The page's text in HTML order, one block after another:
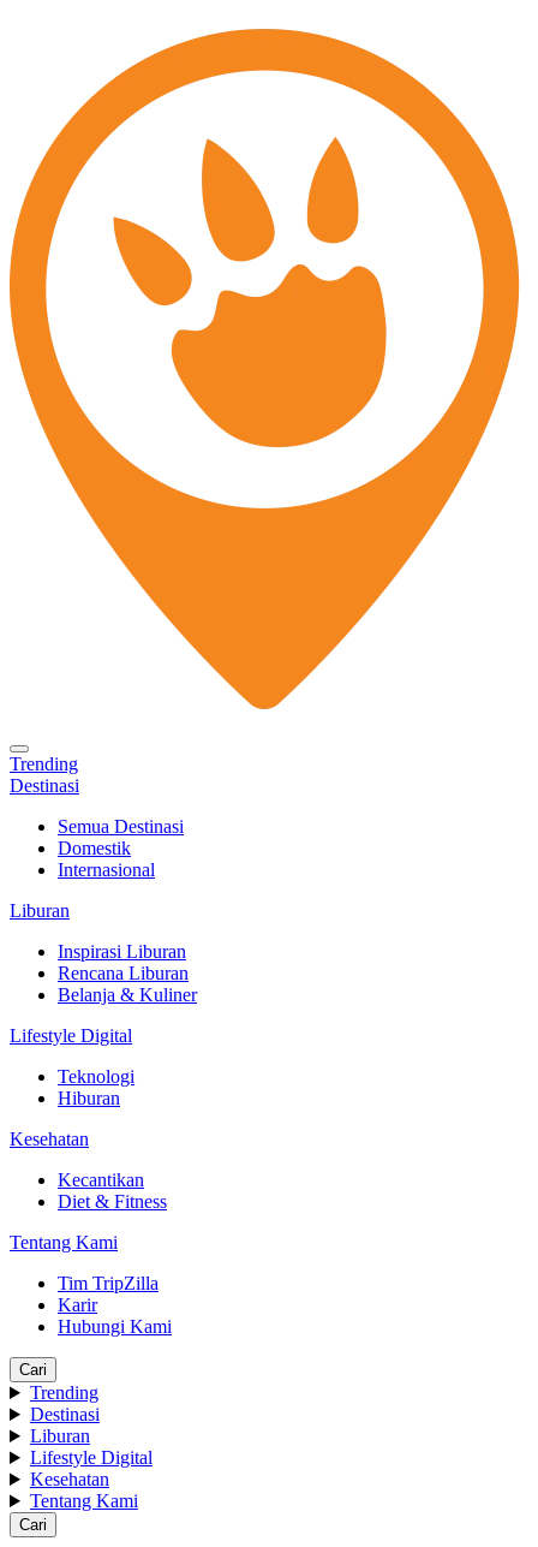
Trending
Destinasi
Semua Destinasi
Domestik
Internasional
Liburan
Inspirasi Liburan
Rencana Liburan
Belanja & Kuliner
Lifestyle Digital
Teknologi
Hiburan
Kesehatan
Kecantikan
Diet & Fitness
Tentang Kami
Tim TripZilla
Karir
Hubungi Kami
Cari
Trending
Destinasi
Liburan
Lifestyle Digital
Kesehatan
Tentang Kami
Cari